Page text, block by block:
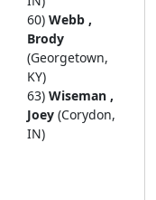
60) Webb ,
Brody
(Georgetown,
KY)
63) Wiseman ,
Joey (Corydon,
IN)